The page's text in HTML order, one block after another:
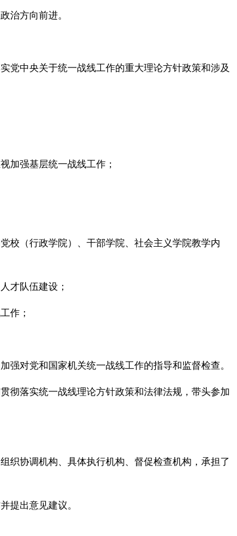
治方向前进。
中央关于统一战线工作的重大理论方针政策和涉及
加强基层统一战线工作；
校（行政学院）、干部学院、社会主义学院教学内
才队伍建设；
作；
对党和国家机关统一战线工作的指导和监督检查。
彻落实统一战线理论方针政策和法律法规，带头参加
织协调机构、具体执行机构、督促检查机构，承担了
提出意见建议。